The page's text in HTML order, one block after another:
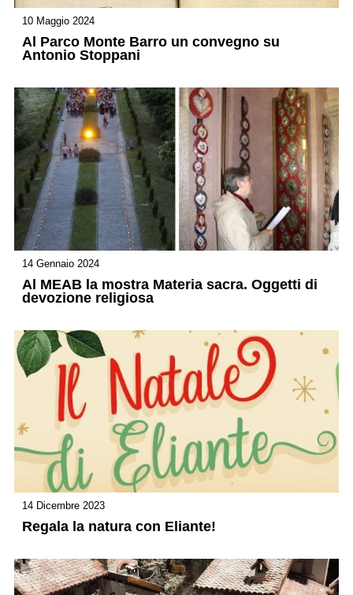
10 Maggio 2024
Al Parco Monte Barro un convegno su
Antonio Stoppani
14 Gennaio 2024
Al MEAB la mostra Materia sacra. Oggetti di
devozione religiosa
14 Dicembre 2023
Regala la natura con Eliante!